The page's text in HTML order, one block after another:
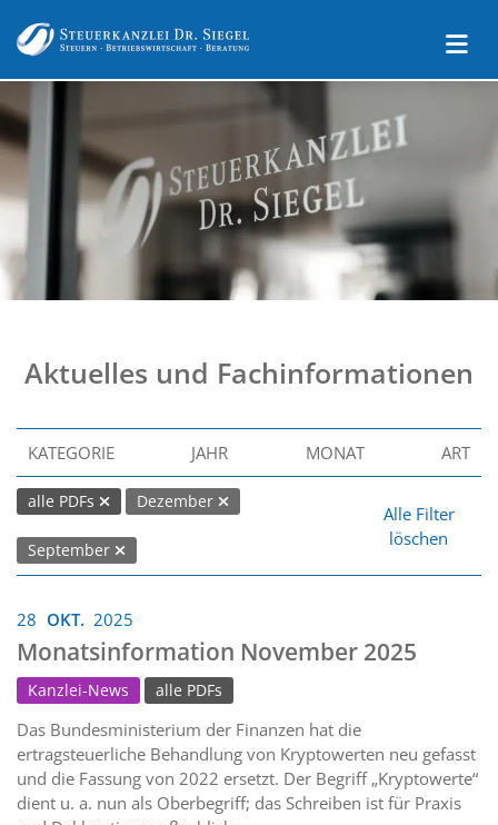
Aktuelles und Fachinformationen
KATEGORIE JAHR MONAT ART
alle PDFs Dezember
September
Alle Filter
löschen
28 OKT. 2025
Monatsinformation November 2025
Kanzlei-News alle PDFs
Das Bundesministerium der Finanzen hat die
ertragsteuerliche Behandlung von Kryptowerten neu gefasst
und die Fassung von 2022 ersetzt. Der Begriff „Kryptowerte“
dient u. a. nun als Oberbegriff; das Schreiben ist für Praxis